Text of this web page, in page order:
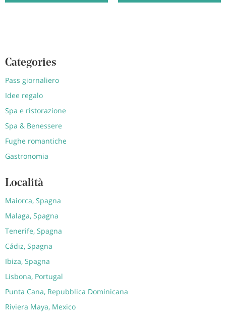
Categories
Pass giornaliero
Idee regalo
Spa e ristorazione
Spa & Benessere
Fughe romantiche
Gastronomia
Località
Maiorca, Spagna
Malaga, Spagna
Tenerife, Spagna
Cádiz, Spagna
Ibiza, Spagna
Lisbona, Portugal
Punta Cana, Repubblica Dominicana
Riviera Maya, Mexico